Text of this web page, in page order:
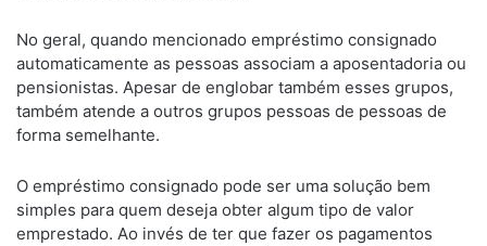
No geral, quando mencionado empréstimo consignado
automaticamente as pessoas associam a aposentadoria ou
pensionistas. Apesar de englobar também esses grupos,
também atende a outros grupos pessoas de pessoas de
forma semelhante.
O empréstimo consignado pode ser uma solução bem
simples para quem deseja obter algum tipo de valor
emprestado. Ao invés de ter que fazer os pagamentos